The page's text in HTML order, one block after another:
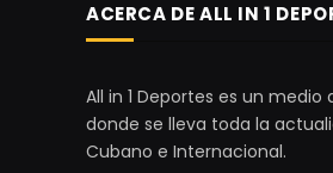
ACERCA DE ALL IN 1
All in 1 Deportes es un
donde se lleva toda la
Cubano e Internacional.